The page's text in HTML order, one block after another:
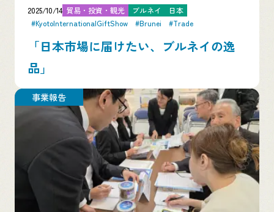
2025/10/14 貿易・投資・観光 ブルネイ
日本
#KyotoInternationalGiftShow
#Brunei #Trade
「日本市場に届けたい、ブルネイの逸
品」
事業報告